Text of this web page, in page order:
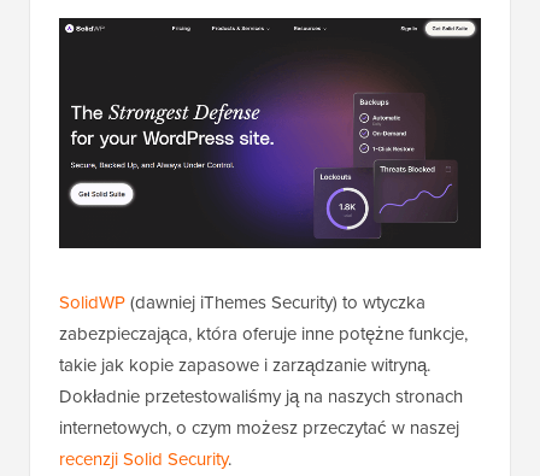
SolidWP(dawniej iThemes Security) to wtyczka
zabezpieczająca, która oferuje inne potężne funkcje,
takie jak kopie zapasowe i zarządzanie witryną.
Dokładnie przetestowaliśmy ją na naszych stronach
internetowych, o czym możesz przeczytać w naszej
recenzji Solid Security.